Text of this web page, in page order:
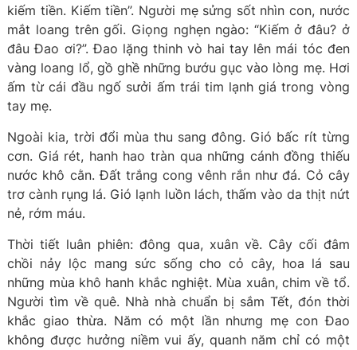
kiếm tiền. Kiếm tiền”. Người mẹ sửng sốt nhìn con, nước
mắt loang trên gối. Giọng nghẹn ngào: “Kiếm ở đâu? ở
đâu Đao ơi?”. Đao lặng thinh vò hai tay lên mái tóc đen
vàng loang lổ, gồ ghề những bướu gục vào lòng mẹ. Hơi
ấm từ cái đầu ngố sưởi ấm trái tim lạnh giá trong vòng
tay mẹ.
Ngoài kia, trời đổi mùa thu sang đông. Gió bấc rít từng
cơn. Giá rét, hanh hao tràn qua những cánh đồng thiếu
nước khô cằn. Đất trắng cong vênh rắn như đá. Cỏ cây
trơ cành rụng lá. Gió lạnh luồn lách, thấm vào da thịt nứt
nẻ, rớm máu.
Thời tiết luân phiên: đông qua, xuân về. Cây cối đâm
chồi nảy lộc mang sức sống cho cỏ cây, hoa lá sau
những mùa khô hanh khắc nghiệt. Mùa xuân, chim về tổ.
Người tìm về quê. Nhà nhà chuẩn bị sắm Tết, đón thời
khắc giao thừa. Năm có một lần nhưng mẹ con Đao
không được hưởng niềm vui ấy, quanh năm chỉ có một